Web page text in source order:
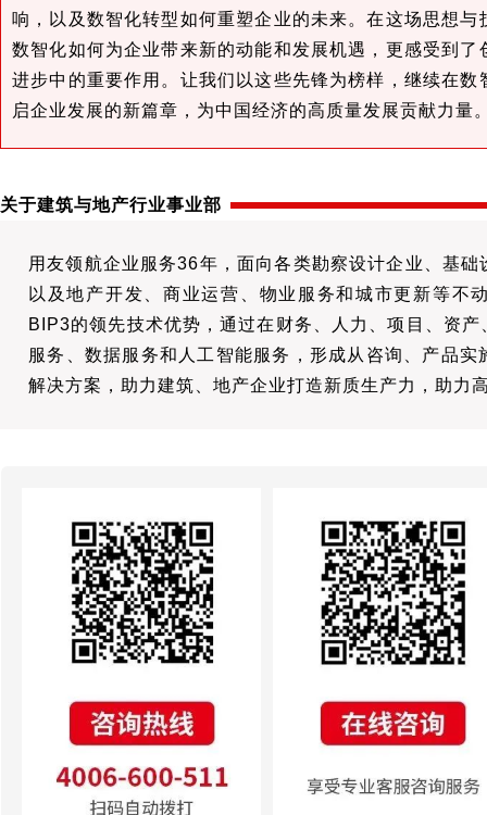
响，以及数智化转型如何重塑企业的未来。在这场思想
数智化如何为企业带来新的动能和发展机遇，更感受到
进步中的重要作用。让我们以这些先锋为榜样，继续在
启企业发展的新篇章，为中国经济的高质量发展贡献力量
关于建筑与地产行业事业部
用友领航企业服务36年，面向各类勘察设计企业、基
以及地产开发、商业运营、物业服务和城市更新等不
BIP3的领先技术优势，通过在财务、人力、项目、资
服务、数据服务和人工智能服务，形成从咨询、产品
解决方案，助力建筑、地产企业打造新质生产力，助力